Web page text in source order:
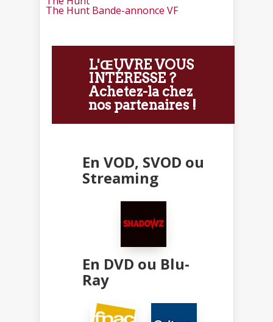
The Hunt Bande-annonce VF
L'ŒUVRE VOUS
INTÉRESSE ?
Achetez-la chez
nos partenaires !
En VOD, SVOD ou
Streaming
En DVD ou Blu-
Ray